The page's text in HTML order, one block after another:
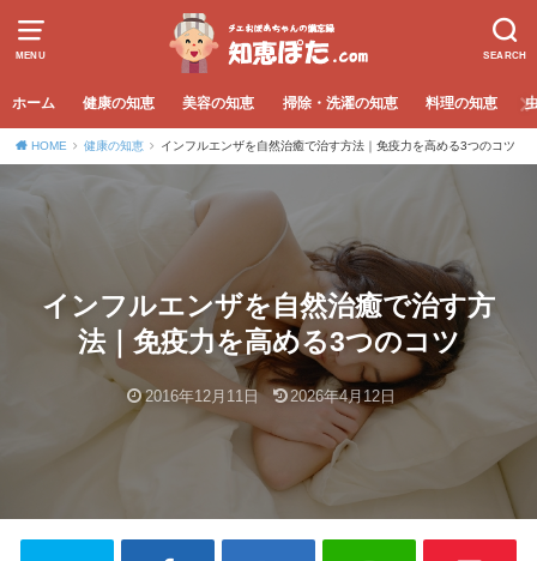
MENU SEARCH
ホーム 健康の知恵 美容の知恵 掃除・洗濯の知恵 料理の知恵
HOME 健康の知恵 インフルエンザを自然治癒で治す方法｜免疫力を高める3つのコツ
インフルエンザを自然治癒で治す方
法｜免疫力を高める3つのコツ
2016年12月11日 2026年4月12日